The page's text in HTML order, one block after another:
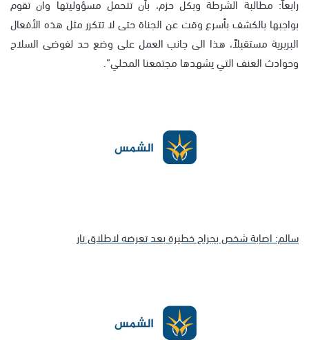
بواجبها بالكشف بأسرع وقت عن الجناة حتى لا تتكرر مثل هذه الأفعال
البربرية مستقبلاً، هذا الى جانب العمل على وضع حد لفوضى السلاح
وحوادث العنف التي يشهدها مجتمعنا المحلي”.
سالم: اصابة شخص بجراح خطيرة بعد تعرضه لاطلاق نار